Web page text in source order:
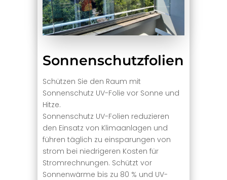
Sonnenschutzfolien
Schützen Sie den Raum mit
Sonnenschutz UV-Folie vor Sonne und
Hitze.
Sonnenschutz UV-Folien reduzieren
den Einsatz von Klimaanlagen und
führen täglich zu einsparungen von
strom bei niedrigeren Kosten für
Stromrechnungen. Schützt vor
Sonnenwärme bis zu 80 % und UV-